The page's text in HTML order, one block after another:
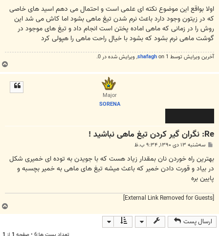
ت
اولا بواقع این موضوع نکته ای علمی است و احتمال می دهم اسید های خاصی
که در زیتون وجود دارد باعث نرم شدن تیغ ماهی بشود اما کاش می شد این
روش را در زمانی که ماهی اماده پختن است انجام داد و تیغ های موجود در
گوشت ماهی نرم بشود که بشود با خیال راحت ماهی را هپولی کرد
آخرین ويرايش توسط 1 on shafagh, ويرايش شده در 0.
Major
SORENA
Re: نگران گیر کردن تیغ ماهی نباشید !
ت
سه‌شنبه ۱۳ دی ۱۳۹۰, ۹:۳۴ ب.ظ
بهترین راه خوردن نان بمقدار زیاد هست که با جویدن به توده ای خمیری شکل
در بیاد و قورت دادن خمیر که باعث میشه تیغ های ماهی به خمیر بچسبه و
پایین بره
[External Link Removed for Guests]
ارسال پست